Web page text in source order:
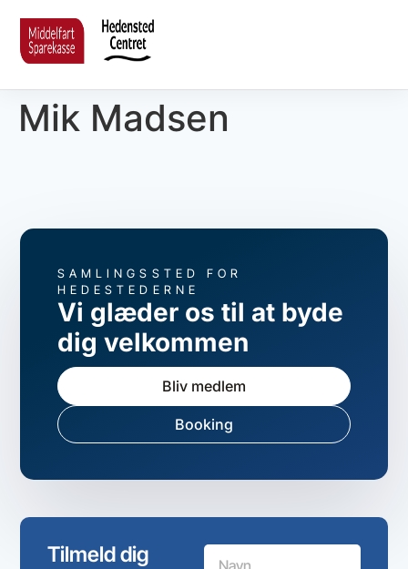
Mik Madsen
SAMLINGSSTED FOR
HEDESTEDERNE
Vi glæder os til at byde
dig velkommen
Bliv medlem
Booking
Tilmeld dig